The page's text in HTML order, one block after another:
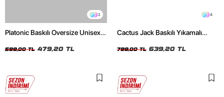
2
Platonic Baskılı Oversize Unisex
599,00 TL 479,20 TL
4
Cactus Jack Baskılı Yıkamalı
799,00 TL 639,20 TL